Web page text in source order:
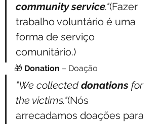
community service."(Fazer
trabalho voluntário é uma
forma de serviço
comunitário.)
🎁 Donation – Doação
"We collected donations for
the victims."(Nós
arrecadamos doações para